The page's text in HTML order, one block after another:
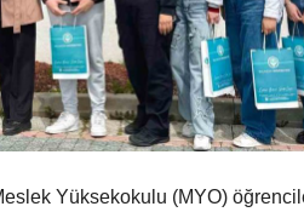
Yüksekokulu (MYO)